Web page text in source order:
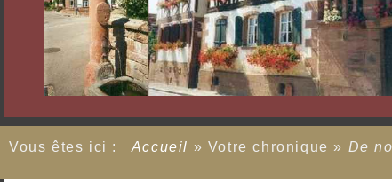
Vous êtes ici : Accueil » Votre chronique » De